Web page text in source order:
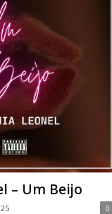
– Um Beijo
0